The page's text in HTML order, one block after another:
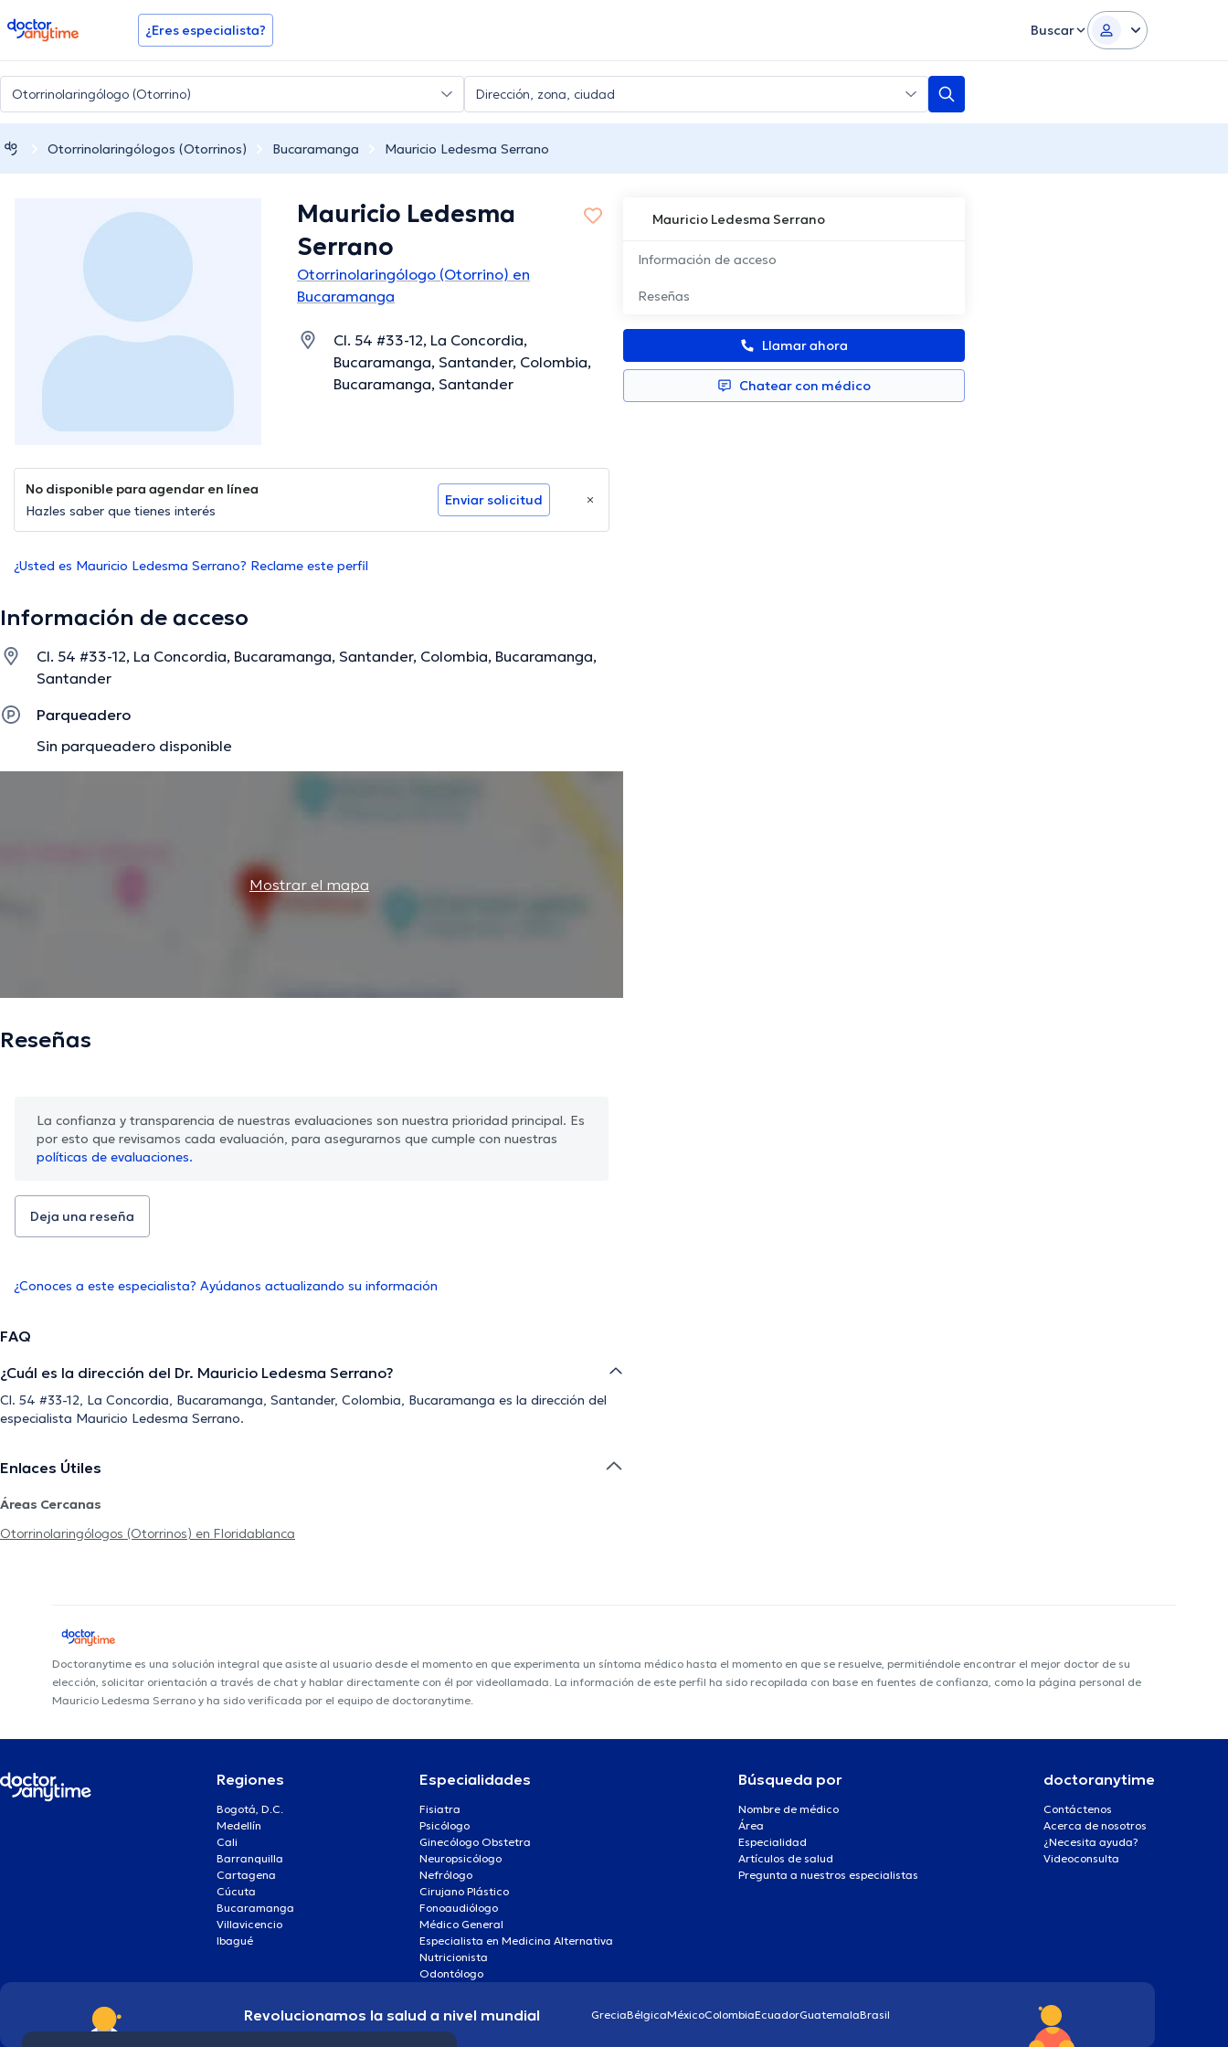
doctoranytime ¿Eres especialista? Buscar
Otorrinolaringólogos (Otorrinos) Bucaramanga Mauricio Ledesma Serrano
Mauricio Ledesma Serrano
Información de acceso
Reseñas
Llamar ahora
Chatear con médico
Mauricio Ledesma
Serrano
Otorrinolaringólogo (Otorrino) en
Bucaramanga
Cl. 54 #33-12, La Concordia,
Bucaramanga, Santander, Colombia,
Bucaramanga, Santander
No disponible para agendar en línea
Hazles saber que tienes interés
Enviar solicitud
¿Usted es Mauricio Ledesma Serrano? Reclame este perfil
Información de acceso
Cl. 54 #33-12, La Concordia, Bucaramanga, Santander, Colombia, Bucaramanga,
Santander
Parqueadero
Sin parqueadero disponible
Mostrar el mapa
Reseñas
La confianza y transparencia de nuestras evaluaciones son nuestra prioridad principal. Es
por esto que revisamos cada evaluación, para asegurarnos que cumple con nuestras
políticas de evaluaciones.
Deja una reseña
¿Conoces a este especialista? Ayúdanos actualizando su información
FAQ
¿Cuál es la dirección del Dr. Mauricio Ledesma Serrano?
Cl. 54 #33-12, La Concordia, Bucaramanga, Santander, Colombia, Bucaramanga es la dirección del
especialista Mauricio Ledesma Serrano.
Enlaces Útiles
Áreas Cercanas
Otorrinolaringólogos (Otorrinos) en Floridablanca
Doctoranytime es una solución integral que asiste al usuario desde el momento en que experimenta un síntoma médico hasta el momento en que se resuelve, permitiéndole encontrar el mejor doctor de su
elección, solicitar orientación a través de chat y hablar directamente con él por videollamada. La información de este perfil ha sido recopilada con base en fuentes de confianza, como la página personal de
Mauricio Ledesma Serrano y ha sido verificada por el equipo de doctoranytime.
Regiones
Bogotá, D.C.
Medellín
Cali
Barranquilla
Cartagena
Cúcuta
Bucaramanga
Villavicencio
Ibagué
Especialidades
Fisiatra
Psicólogo
Ginecólogo Obstetra
Neuropsicólogo
Nefrólogo
Cirujano Plástico
Fonoaudiólogo
Médico General
Especialista en Medicina Alternativa
Nutricionista
Odontólogo
Búsqueda por
Nombre de médico
Área
Especialidad
Artículos de salud
Pregunta a nuestros especialistas
doctoranytime
Contáctenos
Acerca de nosotros
¿Necesita ayuda?
Videoconsulta
Revolucionamos la salud a nivel mundial GreciaBélgicaMéxicoColombiaEcuadorGuatemalaBrasil